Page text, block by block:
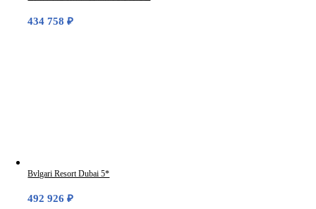
434 758₽
Bvlgari Resort Dubai 5*
492 926₽